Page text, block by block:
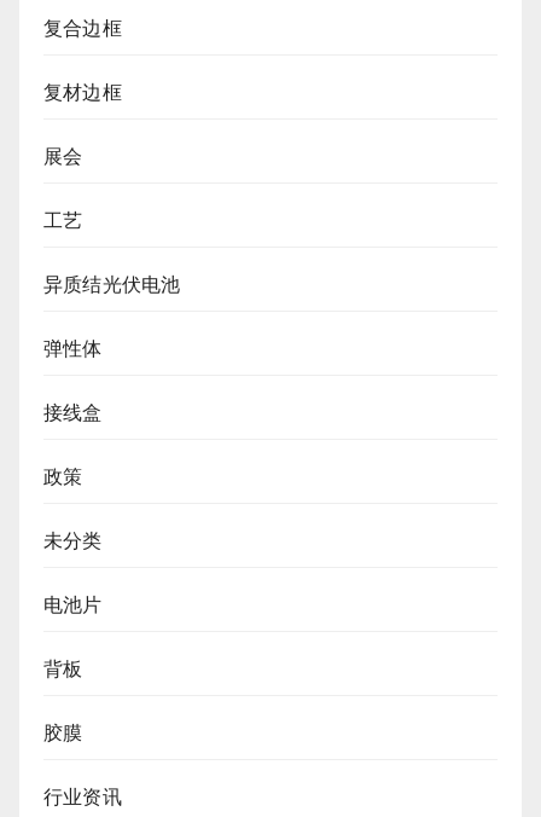
复合边框
复材边框
展会
工艺
异质结光伏电池
弹性体
接线盒
政策
未分类
电池片
背板
胶膜
行业资讯